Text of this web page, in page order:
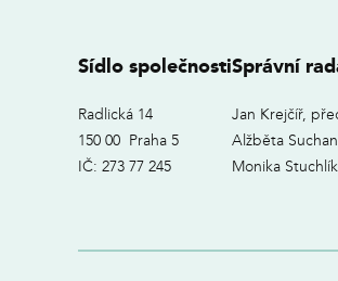
Sídlo společnosti
Radlická 14
150 00 Praha 5
IČ: 273 77 245
Správní
Jan Krejčíř,
Alžběta
Monika